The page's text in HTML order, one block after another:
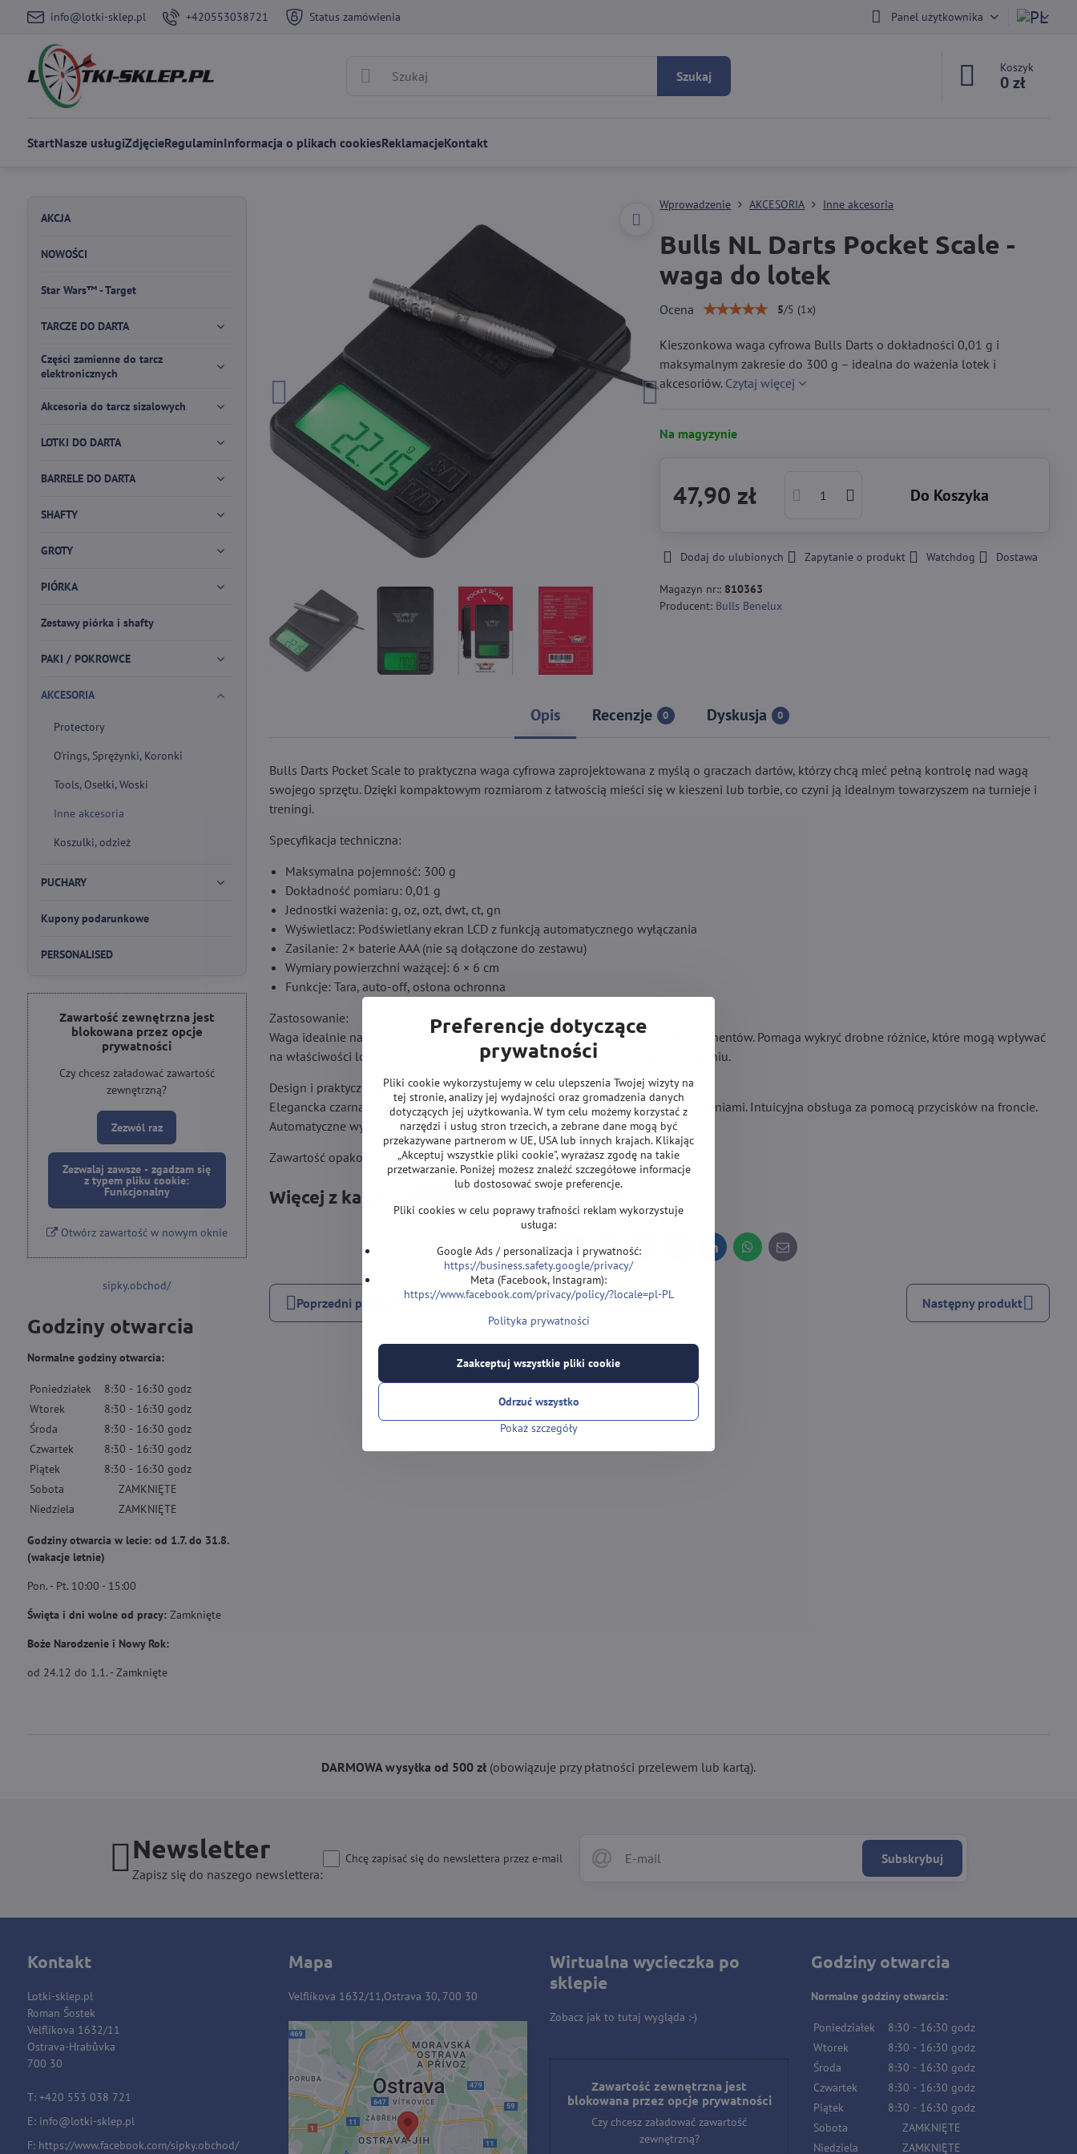
info@lotki-sklep.pl +420553038721 Status zamówienia Panel użytkownika
Szukaj
Koszyk
0 zł
StartNasze usługiZdjęcieRegulaminInformacja o plikach cookiesReklamacjeKontakt
Wprowadzenie AKCESORIA Inne akcesoria
Bulls NL Darts Pocket Scale -
waga do lotek
Ocena 5/5 (1x)
Kieszonkowa waga cyfrowa Bulls Darts o dokładności 0,01 g i
maksymalnym zakresie do 300 g – idealna do ważenia lotek i
akcesoriów. Czytaj więcej
Na magyzynie
47,90 zł Do Koszyka
Dodaj do ulubionych Zapytanie o produkt Watchdog Dostawa
Magazyn nr:: 810363
Producent: Bulls Benelux
Opis Recenzje 0 Dyskusja 0
Bulls Darts Pocket Scale to praktyczna waga cyfrowa zaprojektowana z myślą o graczach dartów, którzy chcą mieć pełną kontrolę nad wagą
swojego sprzętu. Dzięki kompaktowym rozmiarom z łatwością mieści się w kieszeni lub torbie, co czyni ją idealnym towarzyszem na turnieje i
treningi.
Specyfikacja techniczna:
Maksymalna pojemność: 300 g
Dokładność pomiaru: 0,01 g
Jednostki ważenia: g, oz, ozt, dwt, ct, gn
Wyświetlacz: Podświetlany ekran LCD z funkcją automatycznego wyłączania
Zasilanie: 2× baterie AAA (nie są dołączone do zestawu)
Wymiary powierzchni ważącej: 6 × 6 cm
Funkcje: Tara, auto-off, osłona ochronna
Zastosowanie:
Waga idealnie nadaje się do kontroli masy lotek, grotów, shaftów i innych komponentów. Pomaga wykryć drobne różnice, które mogą wpływać
na właściwości lotu. Dzięki funkcji tara można łatwo ważyć akcesoria w opakowaniu.
Design i praktyczność:
Elegancka czarna obudowa z osłoną chroni powierzchnię ważącą przed uszkodzeniami. Intuicyjna obsługa za pomocą przycisków na froncie.
Automatyczne wyłączanie oszczędza baterię podczas bezczynności.
Zawartość opakowania: 1 sztuka wagi (bez baterii)
Więcej z kategorii
FacebookTwitterBlueskyPinterest LinkedInWhatsApp
E-
mail
Poprzedni produkt Następny produkt
AKCJA
NOWOŚCI
Star Wars™ - Target
TARCZE DO DARTA
Części zamienne do tarcz
elektronicznych
Akcesoria do tarcz sizalowych
LOTKI DO DARTA
BARRELE DO DARTA
SHAFTY
GROTY
PIÓRKA
Zestawy piórka i shafty
PAKI / POKROWCE
AKCESORIA
Protectory
O'rings, Sprężynki, Koronki
Tools, Osełki, Woski
Inne akcesoria
Koszulki, odzież
PUCHARY
Kupony podarunkowe
PERSONALISED
Zawartość zewnętrzna jest
blokowana przez opcje
prywatności
Czy chcesz załadować zawartość
zewnętrzną?
Zezwól raz
Zezwalaj zawsze - zgadzam się
z typem pliku cookie:
Funkcjonalny
Otwórz zawartość w nowym oknie
sipky.obchod/
Godziny otwarcia
Normalne godziny otwarcia:
Poniedziałek 8:30 - 16:30 godz
Wtorek
8:30 - 16:30 godz
Środa
8:30 - 16:30 godz
Czwartek
8:30 - 16:30 godz
Piątek
8:30 - 16:30 godz
Sobota
ZAMKNIĘTE
Niedziela
ZAMKNIĘTE
Godziny otwarcia w lecie: od 1.7. do 31.8.
(wakacje letnie)
Pon. - Pt. 10:00 - 15:00
Święta i dni wolne od pracy:Zamknięte
Boże Narodzenie i Nowy Rok:
od 24.12 do 1.1. - Zamknięte
DARMOWA wysyłka od 500 zł(obowiązuje przy płatności przelewem lub kartą).
Newsletter
Zapisz się do naszego newslettera:
Subskrybuj
Chcę zapisać się do newslettera przez e-mail
Kontakt
Lotki-sklep.pl
Roman Šostek
Velflíkova 1632/11
Ostrava-Hrabůvka
700 30
T: +420 553 038 721
E: info@lotki-sklep.pl
F: https://www.facebook.com/sipky.obchod/
Mapa
Velflíkova 1632/11,Ostrava 30, 700 30
Zawartość zewnętrzna jest
blokowana przez opcje
prywatności
Czy chcesz załadować zawartość
zewnętrzną?
Wirtualna wycieczka po
sklepie
Zobacz jak to tutaj wygląda :-)
Zawartość zewnętrzna jest
blokowana przez opcje prywatności
Czy chcesz załadować zawartość
zewnętrzną?
Godziny otwarcia
Normalne godziny otwarcia:
Poniedziałek 8:30 - 16:30 godz
Wtorek
8:30 - 16:30 godz
Środa
8:30 - 16:30 godz
Czwartek
8:30 - 16:30 godz
Piątek
8:30 - 16:30 godz
Sobota
ZAMKNIĘTE
Niedziela
ZAMKNIĘTE
Preferencje dotyczące
prywatności
Pliki cookie wykorzystujemy w celu ulepszenia Twojej wizyty na
tej stronie, analizy jej wydajności oraz gromadzenia danych
dotyczących jej użytkowania. W tym celu możemy korzystać z
narzędzi i usług stron trzecich, a zebrane dane mogą być
przekazywane partnerom w UE, USA lub innych krajach. Klikając
„Akceptuj wszystkie pliki cookie", wyrażasz zgodę na takie
przetwarzanie. Poniżej możesz znaleźć szczegółowe informacje
lub dostosować swoje preferencje.
Pliki cookies w celu poprawy trafności reklam wykorzystuje
usługa:
Google Ads / personalizacja i prywatność:
https://business.safety.google/privacy/
Meta (Facebook, Instagram):
https://www.facebook.com/privacy/policy/?locale=pl-PL
Polityka prywatności
Pokaż szczegóły
Zaakceptuj wszystkie pliki cookie
Odrzuć wszystko